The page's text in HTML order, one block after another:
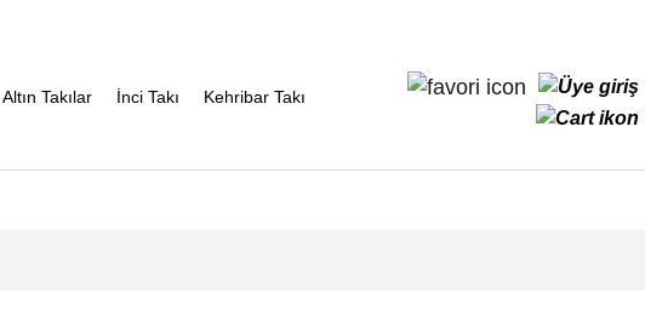
Altın Takılar İnci Takı Kehribar Takı